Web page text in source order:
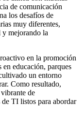
de comunicación
los desafíos de
muy diferentes,
y mejorando la
en la promoción
educación, parques
un entorno
Como resultado,
de
TI listos para abordar